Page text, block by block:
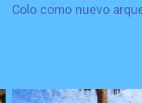
Colo como nuevo